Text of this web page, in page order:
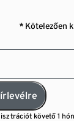
* Kötelezően
követő 1